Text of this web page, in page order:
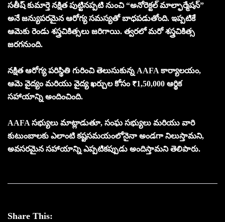
సతీష్ కుమార్తె నక్షిత పుట్టినప్పటి నుంచి “అనోరెక్టల్ మాల్ఫార్మేషన్”
అనే జన్యుపరమైన ఆరోగ్య సమస్యతో బాధపడుతోంది. ఇప్పటికే
ఆమెకు రెండు శస్త్రచికిత్సలు జరిగాయి. త్వరలో మరో శస్త్రచికిత్స
జరగనుంది.
నక్షిత ఆరోగ్య పరిస్థితి గురించి తెలుసుకున్న AAFA కార్యాలయం,
ఆమె వైద్యం మరియు వైద్య ఖర్చుల కోసం ₹1,50,000 ఆర్థిక
సహాయాన్ని అందించింది.
AAFA సభ్యులు మాట్లాడుతూ, సంఘ సభ్యులు మరియు వారి
కుటుంబాలకు ఎలాంటి కష్టసమయంలోనైనా అండగా నిలుస్తామని,
అవసరమైన సహాయాన్ని ఎప్పటికప్పుడు అందిస్తామని తెలిపారు.
Share This: